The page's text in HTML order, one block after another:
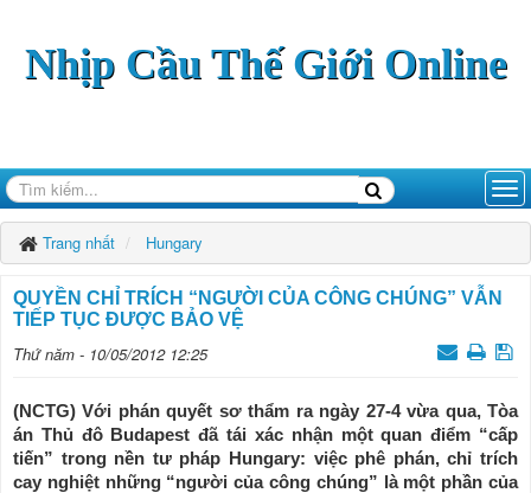
Nhịp Cầu Thế Giới Online
Trang nhất Hungary
QUYỀN CHỈ TRÍCH “NGƯỜI CỦA CÔNG CHÚNG” VẪN
TIẾP TỤC ĐƯỢC BẢO VỆ
Thứ năm - 10/05/2012 12:25
(NCTG) Với phán quyết sơ thẩm ra ngày 27-4 vừa qua, Tòa
án Thủ đô Budapest đã tái xác nhận một quan điểm “cấp
tiến” trong nền tư pháp Hungary: việc phê phán, chỉ trích
cay nghiệt những “người của công chúng” là một phần của